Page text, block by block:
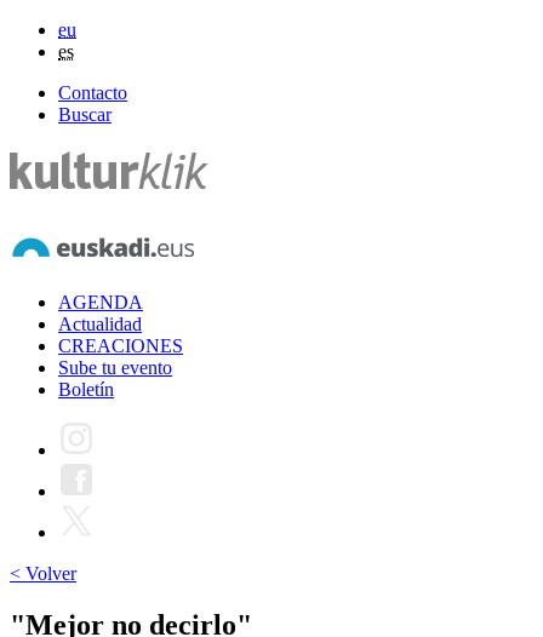
eu
es
Contacto
Buscar
AGENDA
Actualidad
CREACIONES
Sube tu evento
Boletín
< Volver
"Mejor no decirlo"